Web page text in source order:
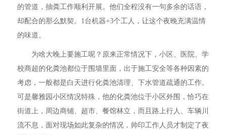
的管道，抽粪工作顺利开展。他们全程没有一句多余的话语，
却配合的那么默契。1台机器+3个工人，让这个夜晚充满温情
的味道。
为啥大晚上要施工呢？原来正常情况下，小区、医院、学
校商超的化粪池都位于围墙里面，出于施工安全等各种因素的
考虑，一般都是白天进行化粪池清理、下水管道疏通的工作。
可是馨雅园小区情况特殊，他的化粪池位于小区外围，恰巧在
街道上，周边商铺、超市、餐馆林立，而且路上行人、车辆川
流不息，面对现场如此复杂的情况，帅印工作人员才制定了夜